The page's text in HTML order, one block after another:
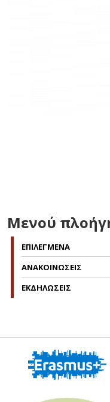
Μενού
ΕΠΙΛΕΓΜΕΝΑ
ΑΝΑΚΟΙΝΩΣΕΙΣ
ΕΚΔΗΛΩΣΕΙΣ